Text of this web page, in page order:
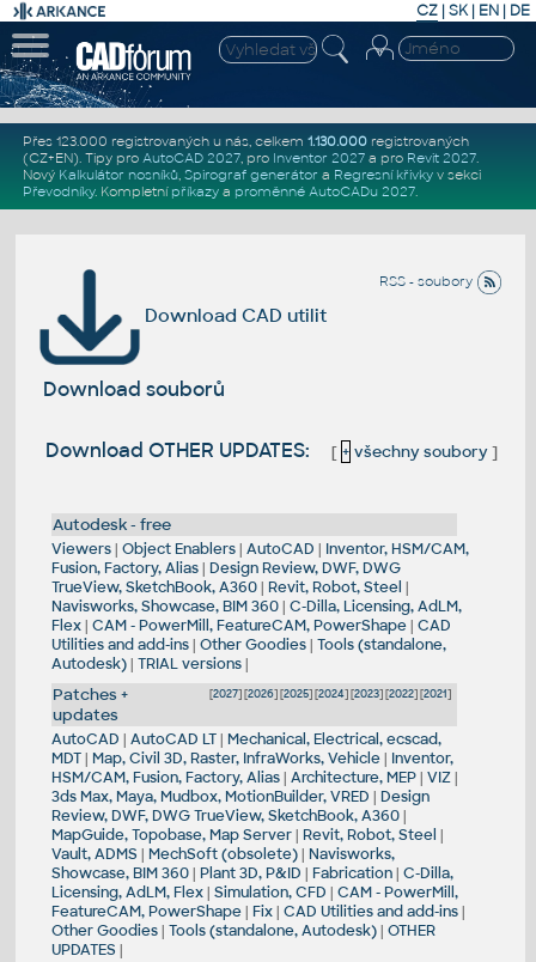
CZ | SK| EN | DE
Přes 123.000 registrovaných u nás, celkem 1.130.000registrovaných
(CZ+EN). Tipy pro AutoCAD 2027, pro Inventor 2027a pro Revit 2027.
Nový Kalkulátor nosníků, Spirograf generátor a Regresní křivkyv sekci
Převodníky. Kompletní příkazya proměnné AutoCADu 2027.
RSS - soubory
Download CAD utilit
Download souborů
Download OTHER UPDATES: [ + všechny soubory]
Autodesk - free
Viewers| Object Enablers| AutoCAD | Inventor, HSM/CAM,
Fusion, Factory, Alias| Design Review, DWF, DWG
TrueView, SketchBook, A360| Revit, Robot, Steel |
Navisworks, Showcase, BIM 360| C-Dilla, Licensing, AdLM,
Flex| CAM - PowerMill, FeatureCAM, PowerShape| CAD
Utilities and add-ins| Other Goodies| Tools (standalone,
Autodesk)| TRIAL versions|
[2027] [2026] [2025] [2024] [2023] [2022] [2021]
Patches +
updates
AutoCAD | AutoCAD LT| Mechanical, Electrical, ecscad,
MDT| Map, Civil 3D, Raster, InfraWorks, Vehicle| Inventor,
HSM/CAM, Fusion, Factory, Alias| Architecture, MEP| VIZ|
3ds Max, Maya, Mudbox, MotionBuilder, VRED | Design
Review, DWF, DWG TrueView, SketchBook, A360|
MapGuide, Topobase, Map Server| Revit, Robot, Steel |
Vault, ADMS | MechSoft (obsolete)| Navisworks,
Showcase, BIM 360| Plant 3D, P&ID | Fabrication| C-Dilla,
Licensing, AdLM, Flex| Simulation, CFD | CAM - PowerMill,
FeatureCAM, PowerShape| Fix| CAD Utilities and add-ins|
Other Goodies| Tools (standalone, Autodesk)| OTHER
UPDATES |